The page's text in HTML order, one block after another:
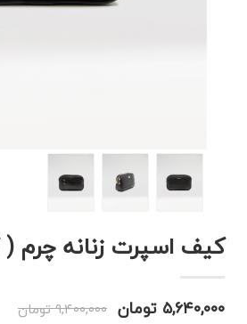
کیف اسپرت زنانه چرم ( کد
۵,۶۴۰,۰۰۰ تومان ۹,۴۰۰,۰۰۰ تومان